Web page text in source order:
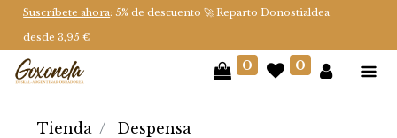
Suscríbete ahora: 5% de descuento 🚀 Reparto Donostialdea
desde 3,95 €
0 0
Tienda
Despensa